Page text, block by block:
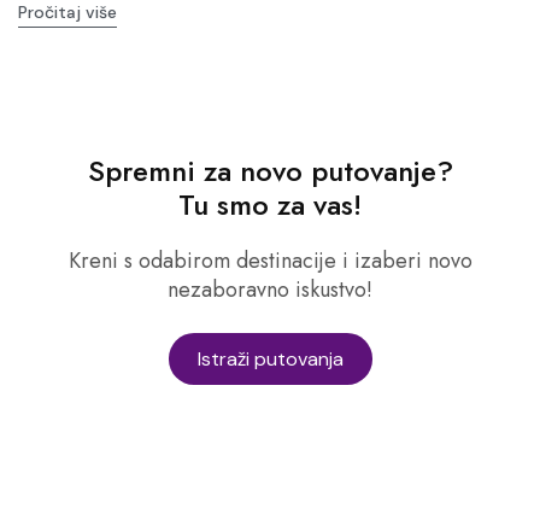
Pročitaj više
Spremni za novo putovanje?
Tu smo za vas!
Kreni s odabirom destinacije i izaberi novo
nezaboravno iskustvo!
Istraži putovanja